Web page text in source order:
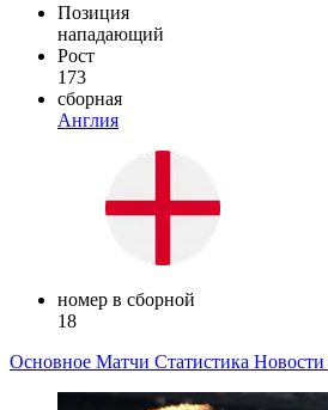
Позиция
нападающий
Рост
173
сборная
Англия
номер в сборной
18
Основное Матчи Статистика Новости